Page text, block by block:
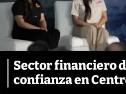
Sector financiero
confianza en